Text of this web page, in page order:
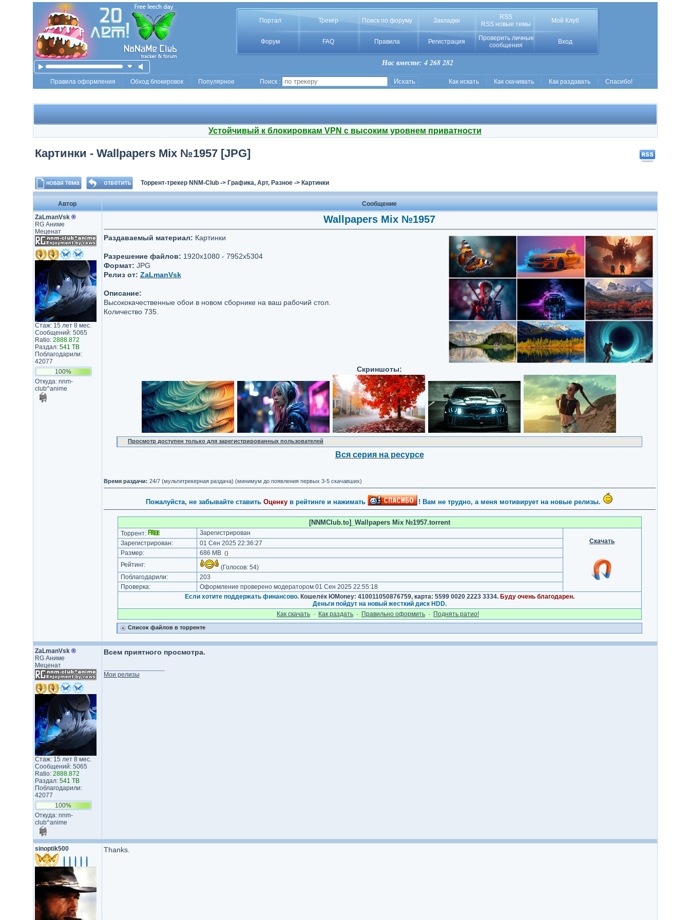
Портал Трекер Поиск по форуму Закладки
RSS
RSS новые темы
Мой Клуб
Форум FAQ Правила Регистрация
Проверить личные
сообщения
Вход
Нас вместе: 4 268 282
Правила оформления Обход блокировок Популярное Поиск : Как искать Как скачивать Как раздавать Спасибо!
Устойчивый к блокировкам VPN с высоким уровнем приватности
Картинки - Wallpapers Mix №1957 [JPG]
Торрент-трекер NNM-Club-> Графика, Арт, Разное-> Картинки
Автор
Сообщение
ZaLmanVsk ®
RG Аниме
Меценат
Стаж: 15 лет 8 мес.
Сообщений: 5065
Ratio: 2888.872
Раздал: 541 TB
Поблагодарили:
42077
100%
Откуда: nnm-
club^anime
Wallpapers Mix №1957
Раздаваемый материал: Картинки
Разрешение файлов: 1920x1080 - 7952x5304
Формат: JPG
Релиз от: ZaLmanVsk
Описание:
Высококачественные обои в новом сборнике на ваш рабочий стол.
Количество 735.
Скриншоты:
Просмотр доступен только для зарегистрированных пользователей
Вся серия на ресурсе
Время раздачи: 24/7 (мультитрекерная раздача) (минимум до появления первых 3-5 скачавших)
Пожалуйста, не забывайте ставить Оценку в рейтинге и нажимать ! Вам не трудно, а меня мотивирует на новые релизы.
[NNMClub.to]_Wallpapers Mix №1957.torrent
Торрент:
Зарегистрирован
Скачать
Зарегистрирован:
01 Сен 2025 22:36:27
Размер:
686 MB ()
Рейтинг: (Голосов: 54)
Поблагодарили:
203
Проверка:
Оформление проверено модератором 01 Сен 2025 22:55:18
Если хотите поддержать финансово.Кошелёк ЮMoney: 410011050876759, карта: 5599 0020 2223 3334. Буду очень благодарен.
Деньги пойдут на новый жесткий диск HDD.
Как cкачать · Как раздать · Правильно оформить · Поднять ратио!
Список файлов в торренте
ZaLmanVsk ®
RG Аниме
Меценат
Стаж: 15 лет 8 мес.
Сообщений: 5065
Ratio: 2888.872
Раздал: 541 TB
Поблагодарили:
42077
100%
Откуда: nnm-
club^anime
Всем приятного просмотра.
Мои релизы
sinoptik500 Thanks.